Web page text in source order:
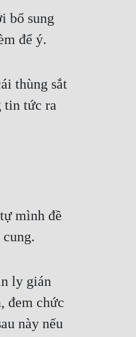
bổ sung
để ý.
thùng sắt
tin tức ra
mình đề
ly gián
đem chức
này nếu